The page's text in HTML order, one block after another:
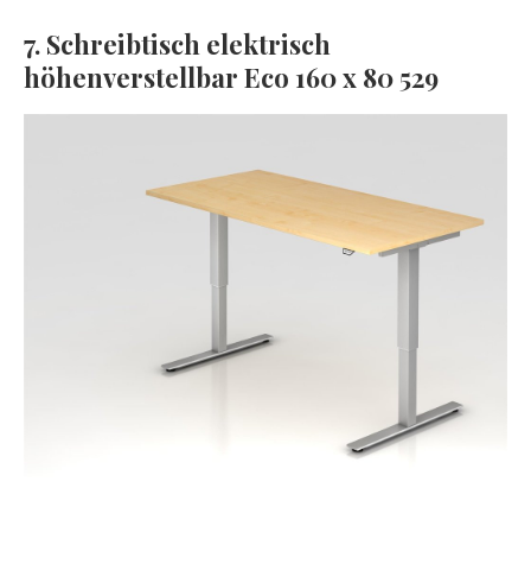
7. Schreibtisch elektrisch
höhenverstellbar Eco 160 x 80 529